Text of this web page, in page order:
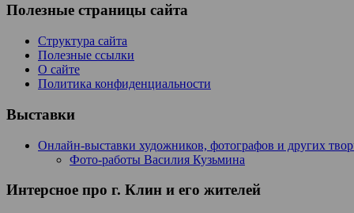
Полезные страницы сайта
Структура сайта
Полезные ссылки
О сайте
Политика конфиденциальности
Выставки
Онлайн-выставки художников, фотографов и других
Фото-работы Василия Кузьмина
Интерсное про г. Клин и его жителей